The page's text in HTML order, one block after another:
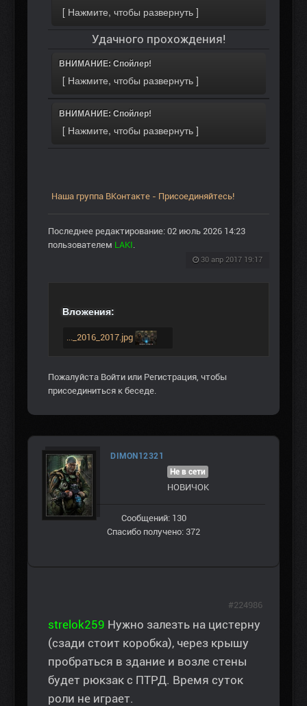
Удачного прохождения!
ВНИМАНИЕ: Спойлер!
ВНИМАНИЕ: Спойлер!
Наша группа ВКонтакте - Присоединяйтесь!
Последнее редактирование: 02 июль 2026 14:23
пользователем LAKI.
30 апр 2017 19:17
Вложения:
..._2016_2017.jpg
Пожалуйста Войти или Регистрация , чтобы
присоединиться к беседе.
DIMON12321
Не в сети
НОВИЧОК
Сообщений: 130
Спасибо получено: 372
strelok259 Нужно залезть на цистерну
(сзади стоит коробка), через крышу
пробраться в здание и возле стены
будет рюкзак с ПТРД. Время суток
роли не играет.
#224986